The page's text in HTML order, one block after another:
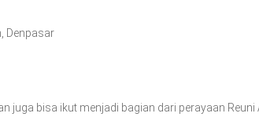
Denpasar
juga bisa ikut menjadi bagian dari perayaan Reuni